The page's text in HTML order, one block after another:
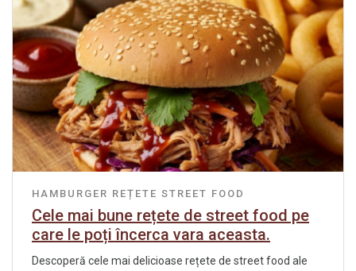
HAMBURGER REȚETE STREET FOOD
Cele mai bune rețete de street food pe
care le poți încerca vara aceasta.
Descoperă cele mai delicioase rețete de street food ale